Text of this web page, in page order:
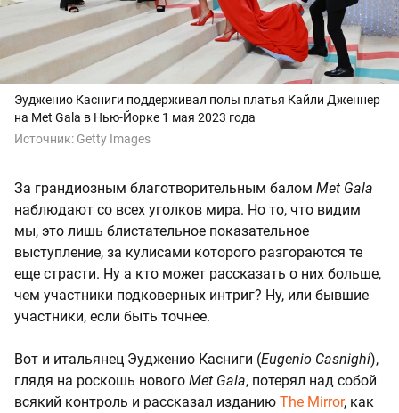
Эудженио Касниги поддерживал полы платья Кайли Дженнер
на Met Gala в Нью-Йорке 1 мая 2023 года
Источник: Getty Images
За грандиозным благотворительным балом Met Gala
наблюдают со всех уголков мира. Но то, что видим
мы, это лишь блистательное показательное
выступление, за кулисами которого разгораются те
еще страсти. Ну а кто может рассказать о них больше,
чем участники подковерных интриг? Ну, или бывшие
участники, если быть точнее.
Вот и итальянец Эудженио Касниги (Eugenio Casnighi),
глядя на роскошь нового Met Gala, потерял над собой
всякий контроль и рассказал изданию The Mirror, как